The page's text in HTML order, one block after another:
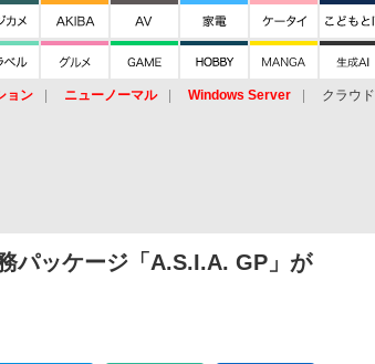
ョン ニューノーマル Windows Server クラウド
パッケージ「A.S.I.A. GP」が